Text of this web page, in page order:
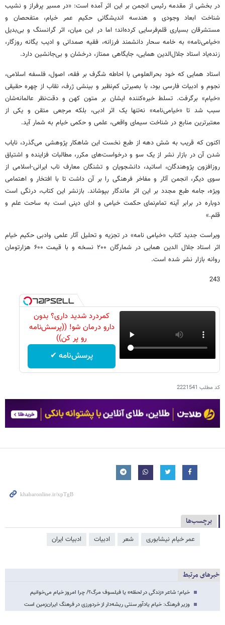
در بخشی از مقدمه رئیس انجمن بر این اثر آمده است: «در مسیر پرفراز و نشیب
شناخت ابعاد وجودی و هندسه اندیشگانی حکیم عمر خیام، متفحصان و
مستشرقان بسیاری قلم‌فرسایی کرده‌اند؛ اما در این میان، اثر گرانسنگ و بی‌بدیل
«خیامی‌نامه» به خامه سحار دانشمند فرزانه، فقیه صمدانی و ادیب یگانه روزگار،
زنده‌یاد استاد جلال‌الدین همایی، جایگاهی ممتاز، درخشان و بی‌جانشین دارد.
استاد همایی که خود بحرالعلومی با احاطه شگرف بر فقه، اصول، فلسفه اسلامی،
نجوم و ادبیات فارسی بود، با بصیرتی کم‌نظیر و بینشی ژرف، نقاب از چهره حقیقی
«خیام» برگرفت. تسلط خیره‌کننده ایشان بر متون کهن و دقت‌نظر عالمانه‌شان
سبب شد تا «خیامی‌نامه» نه‌تنها یک اثر ادبی، بلکه مرجعی متقن و یکی از
معتبرترین منابع در شناخت سیمای واقعی، علمی و حکمی خیام به شمار آید.
اکنون که قریب به شش دهه از طبع نخست این شاهکار پژوهشی می‌گذرد، نایاب
شدن آن در بازار نشر از یک سو و درخواست‌های مکرر، مطالبات فزاینده و اشتیاق
روزافزون پژوهندگان، اساتید، دانشجویان و تشنگان معارف ناب ایرانی-اسلامی از
سوی دیگر، انجمن آثار و مفاخر فرهنگی را بر آن داشت تا با افتخار و اهتمامی
ویژه، جامه طبع مجدد بر این اثر ماندگار بپوشاند. بازنشر این کتاب، درنگی است
دوباره در برابر آینه تمام‌نمای حکمت خیامی و ادای دینی است به ساحت علم و
قلم.»
ویراست جدید کتاب «خیامی نامه» در تجزیه و تحلیل آثار علمی وادبی حکیم خیام
اثر استاد جلال الدین همایی در شمارگان ۲۰۰ نسخه و با قیمت ۶۰۰ هزارتومان
روانه بازار نشر شده است.
243
کمردرد شدید داری؟ بدون
دارو درمان شو! ((پرسش‌نامه
رو پر کن))
پرسش‌نامه ✔
کد مطلب 2221541
برچسب‌ها
عمر خیام نیشابوری شعر ادبیات ادبیات ایران
خبرهای مرتبط
خیام؛ شاعر «زندگی در لحظه» یا فیلسوف مرگ؟/ چرا امروز خیام می‌خوانیم
وزیر فرهنگ: خیام یادآور سنتی ریشه‌دار از خردورزی در فرهنگ ایران‌زمین است